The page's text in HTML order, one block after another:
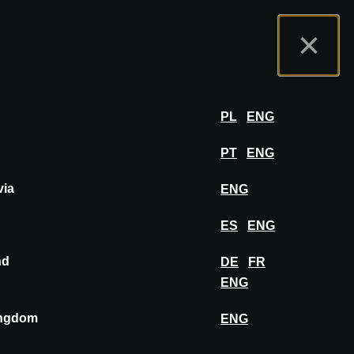
×
PL ENG
PT ENG
ENG
ES ENG
DE
FR
ENG
ENG